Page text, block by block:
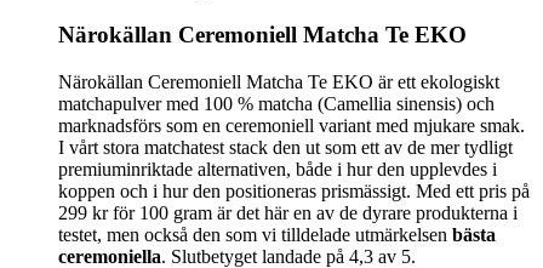
Närokällan Ceremoniell Matcha Te EKO
Närokällan Ceremoniell Matcha Te EKO är ett ekologiskt
matchapulver med 100 % matcha (Camellia sinensis) och
marknadsförs som en ceremoniell variant med mjukare smak.
I vårt stora matchatest stack den ut som ett av de mer tydligt
premiuminriktade alternativen, både i hur den upplevdes i
koppen och i hur den positioneras prismässigt. Med ett pris på
299 kr för 100 gram är det här en av de dyrare produkterna i
testet, men också den som vi tilldelade utmärkelsen bästa
ceremoniella. Slutbetyget landade på 4,3 av 5.